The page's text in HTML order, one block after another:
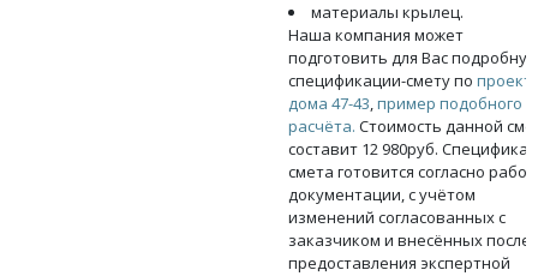
материалы крылец.
Наша компания может
подготовить для Вас
спецификации-смету по
дома 47-43,пример подобного
расчёта. Стоимость данной
составит 12 980руб.
смета готовится согласно
документации, с учётом
изменений согласованных с
заказчиком и внесённых после
предоставления экспертной